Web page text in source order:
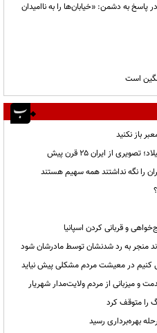
به دشمن: «خیابان‌ها را به ناامیدان
است
باز نکنید
را نگه نداشتند همه سهیم هستند
و قربانی کردن اسپانیا
منجر به رد شدنشان توسط مادرشان شود
می کنیم در معیشت مردم مشکلی پیش نیاید
را متوقف کرد